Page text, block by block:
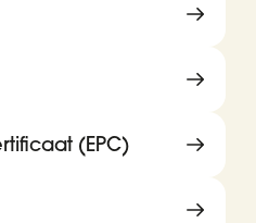
(EPC)